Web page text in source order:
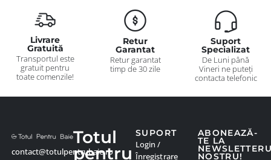
Livrare
Gratuită
Transportul este
gratuit pentru
toate comenzile!
Retur
Garantat
Retur garantat
timp de 30 zile
Suport
Specializat
De Luni până
Vineri ne puteți
contacta telefonic
contact@totulpentrubaie.ro
ABONEAZĂ-
TE LA
NOSTRU!
Totul
pentru
SUPORT
Login /
Înregistrare